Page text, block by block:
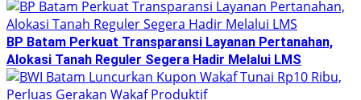
BP Batam Perkuat Transparansi Layanan Pertanahan,
Alokasi Tanah Reguler Segera Hadir Melalui LMS